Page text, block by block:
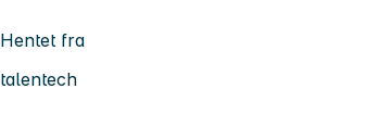
Hentet fra
talentech